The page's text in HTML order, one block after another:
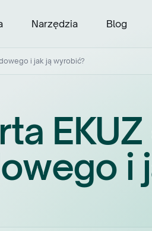
Narzędzia Blog
i jak ją wyrobić?
i